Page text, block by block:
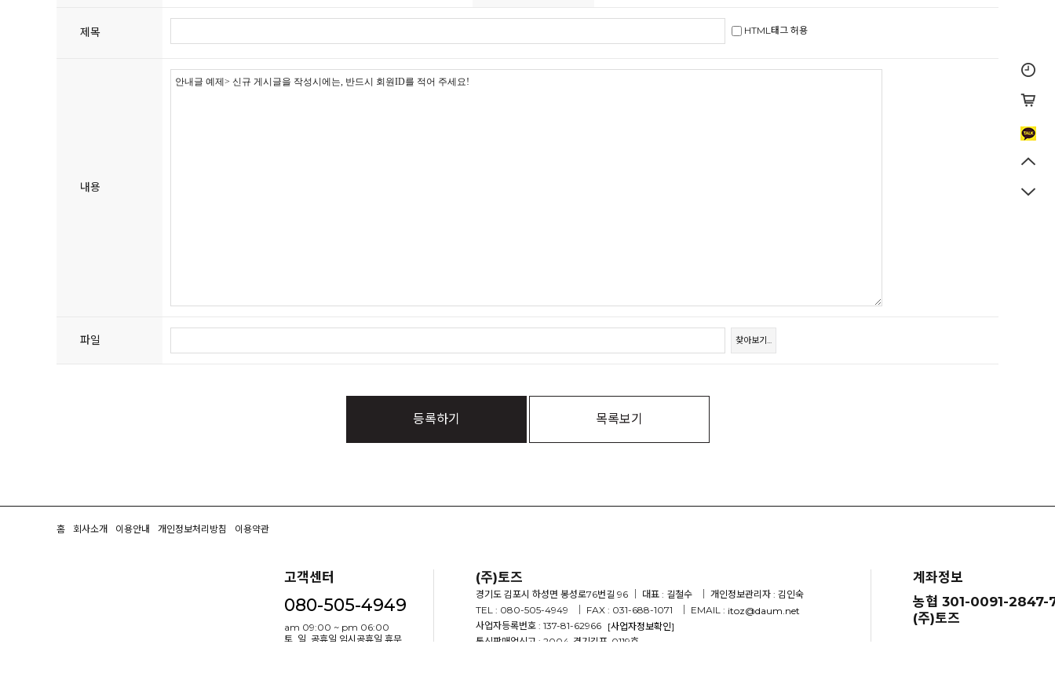
제목 HTML태그 허용
내용
파일 찾아보기...
등록하기 목록보기
홈 회사소개 이용안내 개인정보처리방침 이용약관
고객센터
080-505-4949
am 09:00 ~ pm 06:00
토, 일, 공휴일,임시공휴일 휴무
(주)토즈
경기도 김포시 하성면 봉성로76번길 96 ｜ 대표 : 길철수
｜ 개인정보관리자 : 김인숙
TEL : 080-505-4949
｜ FAX : 031-688-1071 ｜ EMAIL : itoz@daum.net
사업자등록번호 : 137-81-62966 [사업자정보확인]
통신판매업신고 : 2004-경기김포-0119호
계좌정보
농협 301-0091-2847-
(주)토즈